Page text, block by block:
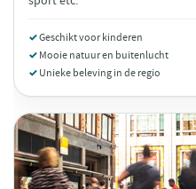
Geschikt voor kinderen
Mooie natuur en buitenlucht
Unieke beleving in de regio